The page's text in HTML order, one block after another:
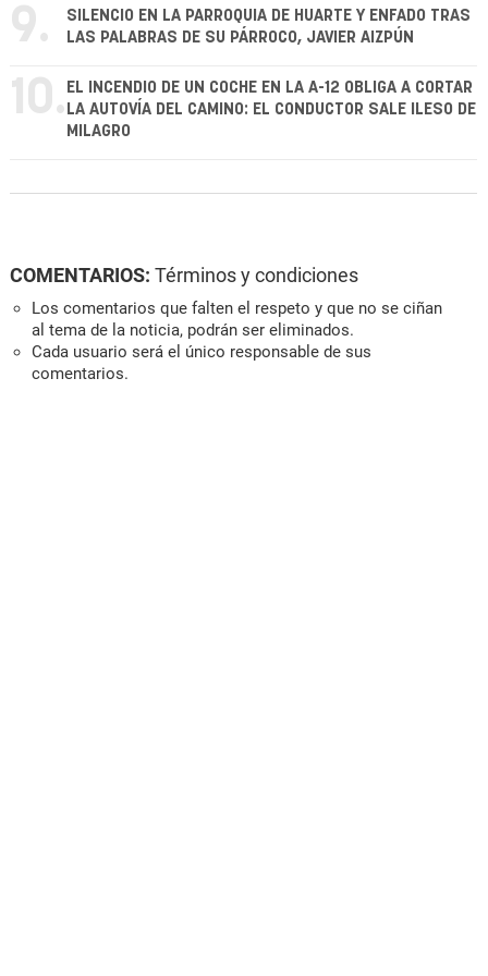
9.
SILENCIO EN LA PARROQUIA DE HUARTE Y ENFADO TRAS
LAS PALABRAS DE SU PÁRROCO, JAVIER AIZPÚN
10. EL INCENDIO DE UN COCHE EN LA A-12 OBLIGA A CORTAR
LA AUTOVÍA DEL CAMINO: EL CONDUCTOR SALE ILESO DE
MILAGRO
COMENTARIOS: Términos y condiciones
Los comentarios que falten el respeto y que no se ciñan
al tema de la noticia, podrán ser eliminados.
Cada usuario será el único responsable de sus
comentarios.